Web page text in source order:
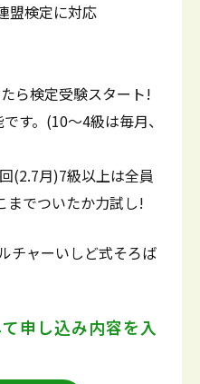
盟検定に対応
ら検定受験スタート!
す。(10～4級は毎月、
(2.7月)7級以上は全員
までついたか力試し!
チャーいしど式そろば
申し込み内容を入